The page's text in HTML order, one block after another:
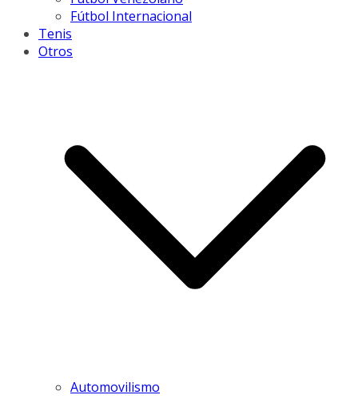
Fútbol Internacional
Tenis
Otros
Automovilismo